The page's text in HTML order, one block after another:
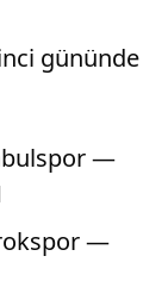
gününde
—
—